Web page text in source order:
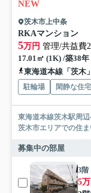
NEW
茨木市上中条
RKAマンション
5万円 管理/共益費
17.01㎡ (1K) /築38
東海道本線「茨木
駐輪場 閑静な住
東海道本線茨木駅周
茨木市エリアでの住
募集中の部屋
3階
5